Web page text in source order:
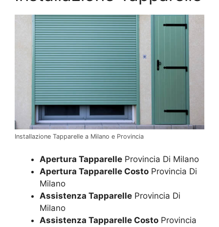
Installazione Tapparelle a Milano e Provincia
Apertura Tapparelle Provincia Di Milano
Apertura Tapparelle Costo Provincia Di
Milano
Assistenza Tapparelle Provincia Di
Milano
Assistenza Tapparelle Costo Provincia